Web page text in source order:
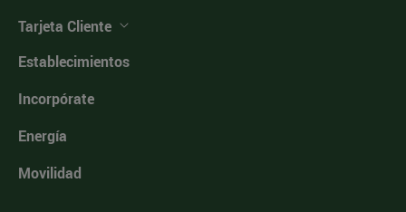
Tarjeta Cliente
Establecimientos
Incorpórate
Energía
Movilidad